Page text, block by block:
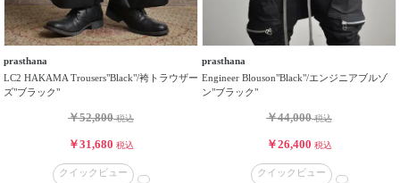
prasthana
LC2 HAKAMA Trousers"Black"/袴トラウザー
ズ"ブラック"
￥52,800税込
￥31,680 税込
クイックビュー
prasthana
Engineer Blouson"Black"/エンジニアブルゾ
ン"ブラック"
￥44,000税込
￥26,400 税込
クイックビュー